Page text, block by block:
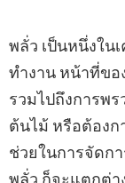
พลั่ว เป็นหนึ่งใน
ทำงาน หน้าที่ข
รวมไปถึงการพ
ต้นไม้ หรือต้องก
ช่วยในการจัดก